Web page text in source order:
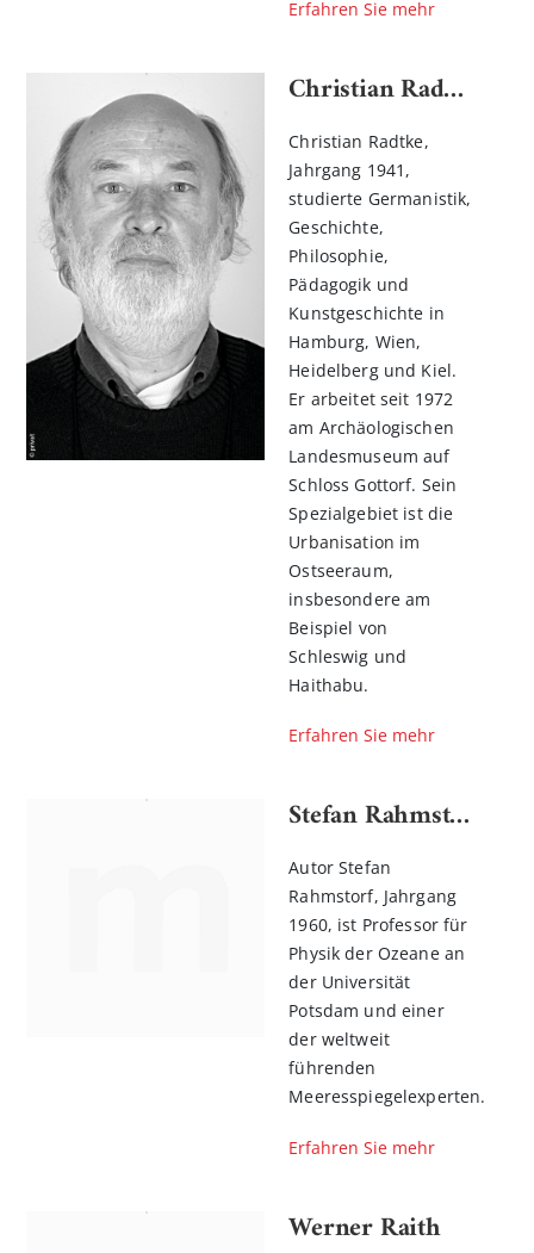
Erfahren Sie mehr
Christian Radtke
Christian Radtke,
Jahrgang 1941,
studierte Germanistik,
Geschichte,
Philosophie,
Pädagogik und
Kunstgeschichte in
Hamburg, Wien,
Heidelberg und Kiel.
Er arbeitet seit 1972
am Archäologischen
Landesmuseum auf
Schloss Gottorf. Sein
Spezialgebiet ist die
Urbanisation im
Ostseeraum,
insbesondere am
Beispiel von
Schleswig und
Haithabu.
Erfahren Sie mehr
Stefan Rahmstorf
Autor Stefan
Rahmstorf, Jahrgang
1960, ist Professor für
Physik der Ozeane an
der Universität
Potsdam und einer
der weltweit
führenden
Meeresspiegelexperten.
Erfahren Sie mehr
Werner Raith